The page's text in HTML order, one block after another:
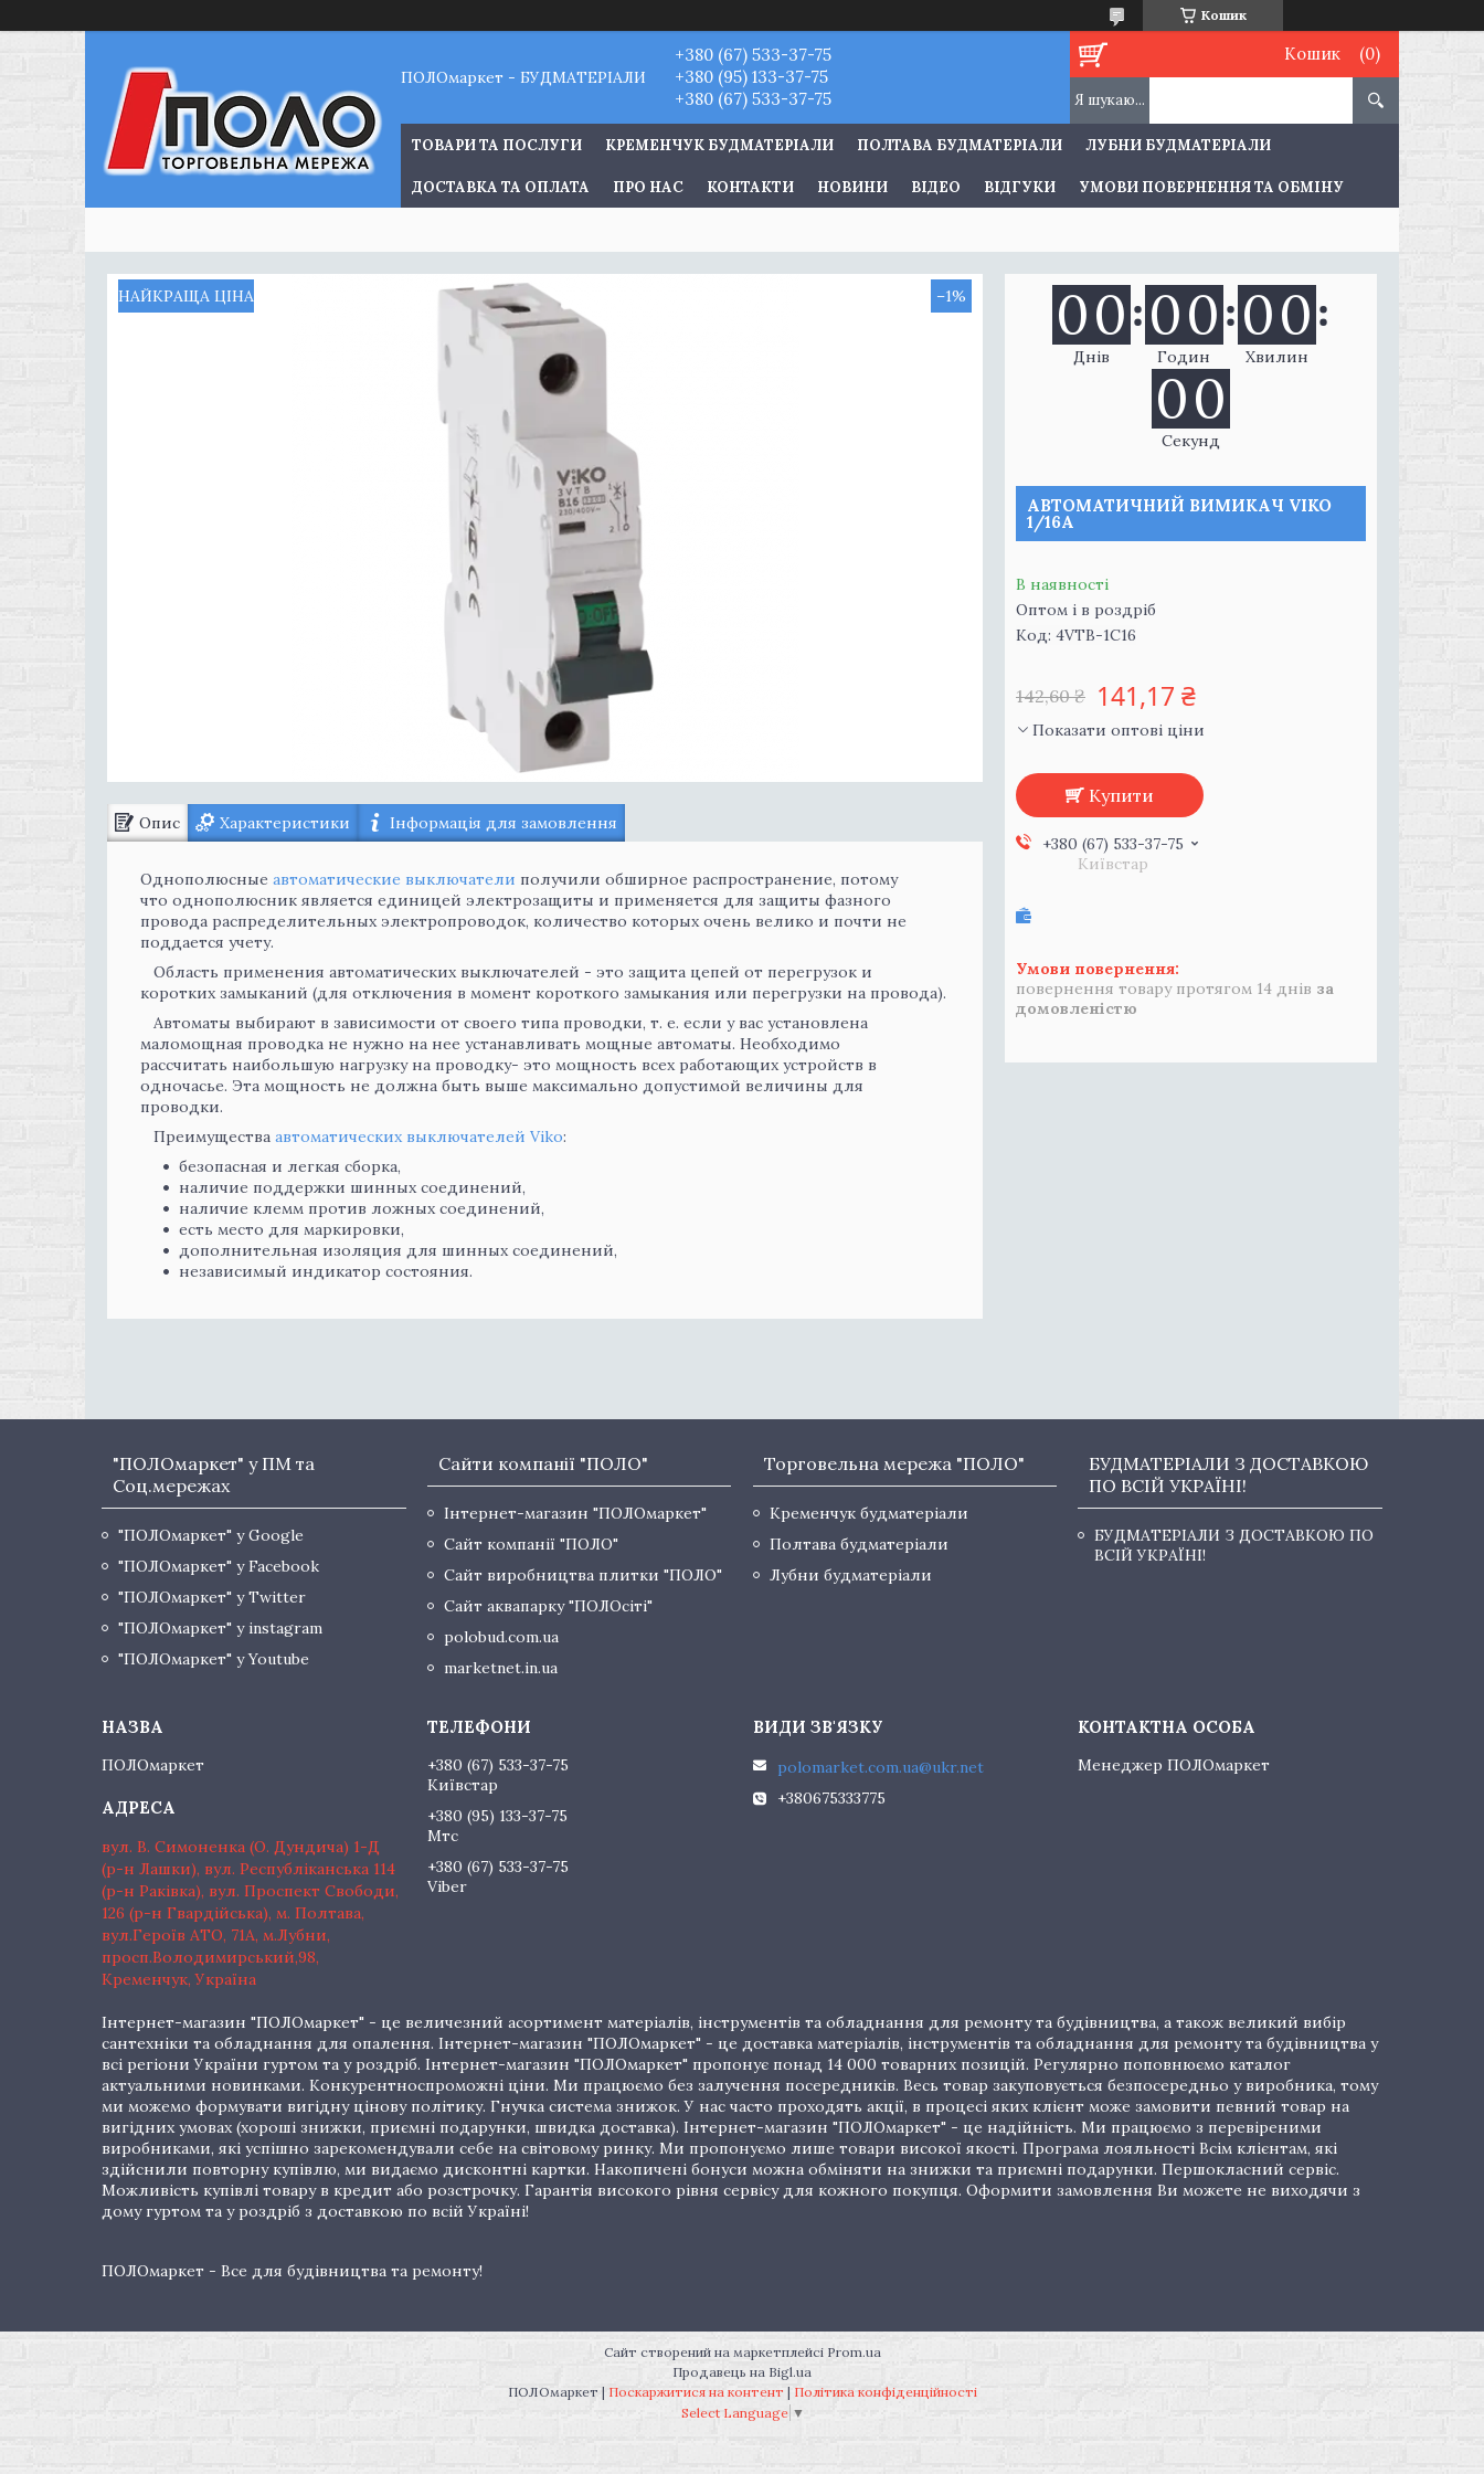
Кошик
ПОЛОмаркет - БУДМАТЕРІАЛИ
+380 (67) 533-37-75
+380 (95) 133-37-75
+380 (67) 533-37-75
Кошик
ТОВАРИ ТА ПОСЛУГИ КРЕМЕНЧУК БУДМАТЕРІАЛИ ПОЛТАВА БУДМАТЕРІАЛИ ЛУБНИ БУДМАТЕРІАЛИ
ДОСТАВКА ТА ОПЛАТА ПРО НАС КОНТАКТИ НОВИНИ ВІДЕО ВІДГУКИ УМОВИ ПОВЕРНЕННЯ ТА ОБМІНУ
НАЙКРАЩА ЦІНА –1%
Опис Характеристики Інформація для замовлення
Однополюсные автоматические выключатели получили обширное распространение, потому
что однополюсник является единицей электрозащиты и применяется для защиты фазного
провода распределительных электропроводок, количество которых очень велико и почти не
поддается учету.
Область применения автоматических выключателей - это защита цепей от перегрузок и
коротких замыканий (для отключения в момент короткого замыкания или перегрузки на провода).
Автоматы выбирают в зависимости от своего типа проводки, т. е. если у вас установлена
маломощная проводка не нужно на нее устанавливать мощные автоматы. Необходимо
рассчитать наибольшую нагрузку на проводку- это мощность всех работающих устройств в
одночасье. Эта мощность не должна быть выше максимально допустимой величины для
проводки.
Преимущества автоматических выключателей Viko:
безопасная и легкая сборка,
наличие поддержки шинных соединений,
наличие клемм против ложных соединений,
есть место для маркировки,
дополнительная изоляция для шинных соединений,
независимый индикатор состояния.
00
Днів
00
Годин
00
Хвилин
00
Секунд
АВТОМАТИЧНИЙ ВИМИКАЧ VIKO
1/16А
В наявності
Оптом і в роздріб
Код: 4VTB-1C16
142,60 ₴ 141,17 ₴
Показати оптові ціни
Купити
+380 (67) 533-37-75
Київстар
повернення товару протягом 14 днів за
домовленістю
"ПОЛОмаркет" у ПМ та
Соц.мережах
"ПОЛОмаркет" у Google
"ПОЛОмаркет" у Facebook
"ПОЛОмаркет" у Twitter
"ПОЛОмаркет" у instagram
"ПОЛОмаркет" у Youtube
Сайти компанії "ПОЛО"
Інтернет-магазин "ПОЛОмаркет"
Сайт компанії "ПОЛО"
Сайт виробництва плитки "ПОЛО"
Сайт аквапарку "ПОЛОсіті"
polobud.com.ua
marketnet.in.ua
Торговельна мережа "ПОЛО"
Кременчук будматеріали
Полтава будматеріали
Лубни будматеріали
БУДМАТЕРІАЛИ З ДОСТАВКОЮ
ПО ВСІЙ УКРАЇНІ!
БУДМАТЕРІАЛИ З ДОСТАВКОЮ ПО
ВСІЙ УКРАЇНІ!
ПОЛОмаркет
вул. В. Симоненка (О. Дундича) 1-Д
(р-н Лашки), вул. Республіканська 114
(р-н Раківка), вул. Проспект Свободи,
126 (р-н Гвардійська), м. Полтава,
вул.Героїв АТО, 71А, м.Лубни,
просп.Володимирський,98,
Кременчук, Україна
+380 (67) 533-37-75
Київстар
+380 (95) 133-37-75
Мтс
+380 (67) 533-37-75
Viber
polomarket.com.ua@ukr.net
+380675333775
Менеджер ПОЛОмаркет
Інтернет-магазин "ПОЛОмаркет" - це величезний асортимент матеріалів, інструментів та обладнання для ремонту та будівництва, а також великий вибір
сантехніки та обладнання для опалення. Інтернет-магазин "ПОЛОмаркет" - це доставка матеріалів, інструментів та обладнання для ремонту та будівництва у
всі регіони України гуртом та у роздріб. Інтернет-магазин "ПОЛОмаркет" пропонує понад 14 000 товарних позицій. Регулярно поповнюємо каталог
актуальними новинками. Конкурентноспроможні ціни. Ми працюємо без залучення посередників. Весь товар закуповується безпосередньо у виробника, тому
ми можемо формувати вигідну цінову політику. Гнучка система знижок. У нас часто проходять акції, в процесі яких клієнт може замовити певний товар на
вигідних умовах (хороші знижки, приємні подарунки, швидка доставка). Інтернет-магазин "ПОЛОмаркет" - це надійність. Ми працюємо з перевіреними
виробниками, які успішно зарекомендували себе на світовому ринку. Ми пропонуємо лише товари високої якості. Програма лояльності Всім клієнтам, які
здійснили повторну купівлю, ми видаємо дисконтні картки. Накопичені бонуси можна обміняти на знижки та приємні подарунки. Першокласний сервіс.
Можливість купівлі товару в кредит або розстрочку. Гарантія високого рівня сервісу для кожного покупця. Оформити замовлення Ви можете не виходячи з
дому гуртом та у роздріб з доставкою по всій Україні!
ПОЛОмаркет - Все для будівництва та ремонту!
Сайт створений на маркетплейсі Prom.ua
Продавець на Bigl.ua
ПОЛОмаркет | Поскаржитися на контент | Політика конфіденційності
Select Language ▼